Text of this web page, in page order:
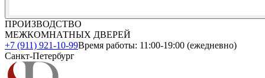
ПРОИЗВОДСТВО
МЕЖКОМНАТНЫХ ДВЕРЕЙ
+7 (911) 921-10-99Время работы: 11:00-19:00 (ежедневно)
Санкт-Петербург